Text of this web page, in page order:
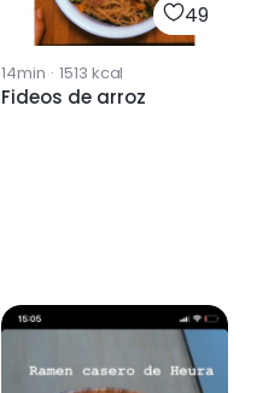
49
14min · 1513 kcal
Fideos de arroz